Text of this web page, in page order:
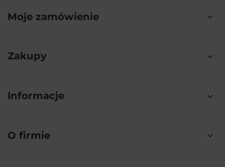
Moje zamówienie
Zakupy
Informacje
O firmie